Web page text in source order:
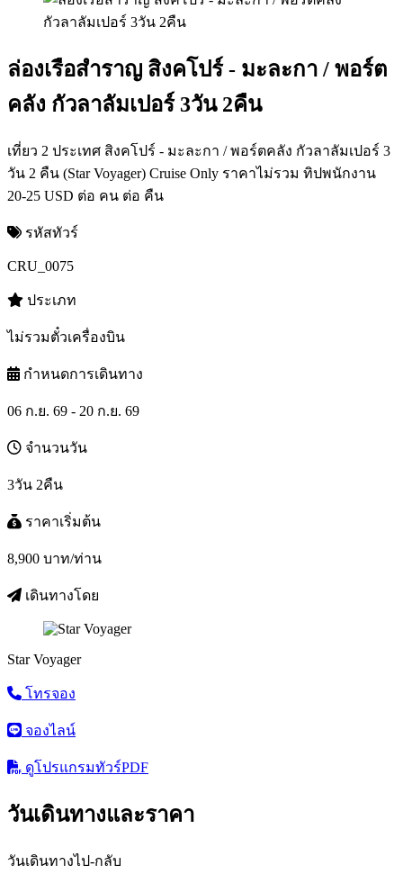
ล่องเรือสำราญ สิงคโปร์ - มะละกา / พอร์ต
คลัง กัวลาลัมเปอร์ 3วัน 2คืน
เที่ยว 2 ประเทศ สิงคโปร์ - มะละกา / พอร์ตคลัง กัวลาลัมเปอร์ 3
วัน 2 คืน (Star Voyager) Cruise Only ราคาไม่รวม ทิปพนักงาน
20-25 USD ต่อ คน ต่อ คืน
รหัสทัวร์
CRU_0075
ประเภท
ไม่รวมตั๋วเครื่องบิน
กำหนดการเดินทาง
06 ก.ย. 69 - 20 ก.ย. 69
จำนวนวัน
3วัน 2คืน
ราคาเริ่มต้น
8,900 บาท/ท่าน
เดินทางโดย
Star Voyager
โทรจอง
จองไลน์
ดูโปรแกรมทัวร์PDF
วันเดินทางและราคา
วันเดินทางไป-กลับ